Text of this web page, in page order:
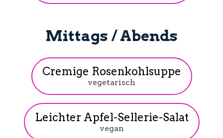
Mittags / Abends
Cremige Rosenkohlsuppe
vegetarisch
Leichter Apfel-Sellerie-Salat
vegan